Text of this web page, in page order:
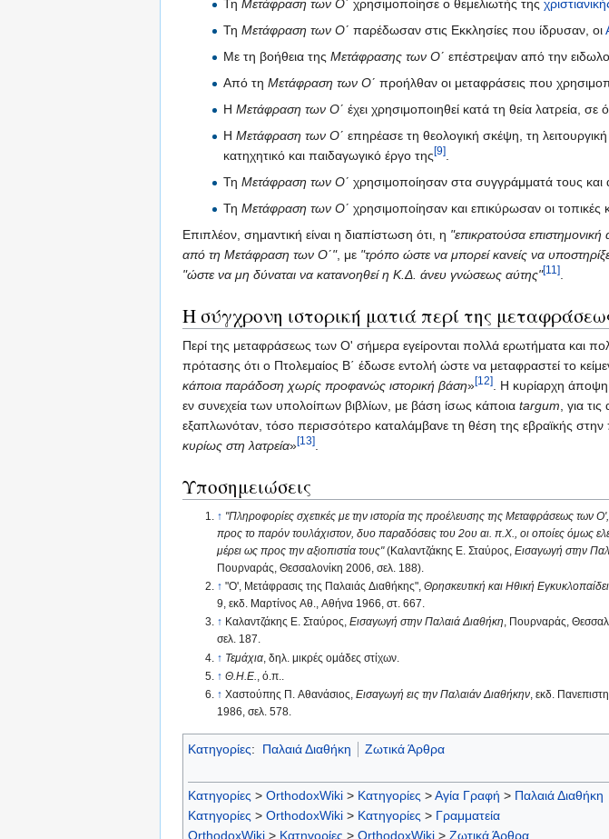
Τη Μετάφραση των Ο΄ χρησιμοποίησε ο θεμελιωτής της
Τη Μετάφραση των Ο΄ παρέδωσαν στις Εκκλησίες που ίδρυσαν, οι
Με τη βοήθεια της Μετάφρασης των Ο΄ επέστρεψαν από την
Από τη Μετάφραση των Ο΄ προήλθαν οι μεταφράσεις που
Η Μετάφραση των Ο΄ έχει χρησιμοποιηθεί κατά τη θεία λατρεία,
Η Μετάφραση των Ο΄ επηρέασε τη θεολογική σκέψη, τη
κατηχητικό και παιδαγωγικό έργο της[9].
Τη Μετάφραση των Ο΄ χρησιμοποίησαν στα συγγράμματά τους και
Τη Μετάφραση των Ο΄ χρησιμοποίησαν και επικύρωσαν οι τοπικές
Επιπλέον, σημαντική είναι η διαπίστωση ότι, η "επικρατούσα
από τη Μετάφραση των Ο΄", με "τρόπο ώστε να μπορεί κανείς να
"ώστε να μη δύναται να κατανοηθεί η Κ.Δ. άνευ γνώσεως αύτης"[11]
Η σύγχρονη ιστορική ματιά περί της
Περί της μεταφράσεως των Ο' σήμερα εγείρονται πολλά ερωτήματα και
πρότασης ότι ο Πτολεμαίος Β΄ έδωσε εντολή ώστε να μεταφραστεί το
κάποια παράδοση χωρίς προφανώς ιστορική βάση»[12] . Η κυρίαρχη
εν συνεχεία των υπολοίπων βιβλίων, με βάση ίσως κάποια targum , για
εξαπλωνόταν, τόσο περισσότερο καταλάμβανε τη θέση της εβραϊκής
κυρίως στη λατρεία»[13]
Υποσημειώσεις
↑ "Πληροφορίες σχετικές με την ιστορία της προέλευσης της Μεταφράσεως των
προς τo παρόν τουλάχιστον, δυο παραδόσεις του 2ου αι. π.Χ., οι oποίες όμως
μέρει ως προς την αξιοπιστία τους"(Καλαντζάκης Ε. Σταύρος,Εισαγωγή στην
Πουρναράς, Θεσσαλονίκη 2006, σελ. 188).
↑ "Ο', Μετάφρασις της Παλαιάς Διαθήκης",Θρησκευτική και Ηθική
9, εκδ. Μαρτίνος Αθ., Αθήνα 1966, στ. 667.
↑ Καλαντζάκης Ε. Σταύρος,Εισαγωγή στην Παλαιά Διαθήκη, Πουρναράς,
σελ. 187.
↑ Τεμάχια , δηλ. μικρές ομάδες στίχων.
↑ Θ.Η.Ε.
, ό.π..
↑ Χαστούπης Π. Αθανάσιος,Εισαγωγή εις την Παλαιάν Διαθήκην, εκδ.
1986, σελ. 578.
Κατηγορίες: Παλαιά Διαθήκη Ζωτικά Άρθρα
Κατηγορίες > OrthodoxWiki > Κατηγορίες >Αγία Γραφή > Παλαιά Διαθήκη
Κατηγορίες > OrthodoxWiki > Κατηγορίες > Γραμματεία
OrthodoxWiki > Κατηγορίες > OrthodoxWiki > Ζωτικά Άρθρα